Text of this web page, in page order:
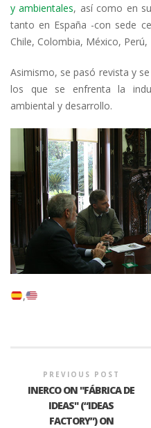
y ambientales, así como en
tanto en España -con sede
Chile, Colombia, México,
Asimismo, se pasó revista y
los que se enfrenta la
ambiental y desarrollo.
PREVIOUS POST
INERCO ON "FÁBRICA DE
IDEAS" (“IDEAS
FACTORY”) ON